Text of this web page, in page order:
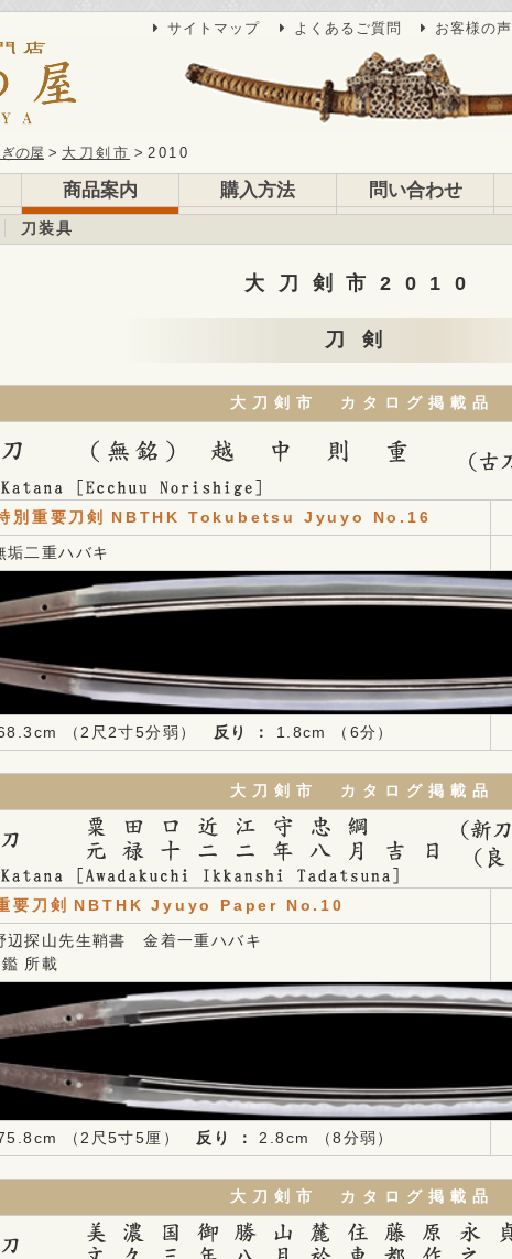
サイトマップ よくあるご質問 お客様の声
の屋 大刀剣市 2010
商品案内 購入方法 問い合わせ
刀装具
大刀剣市2010
刀剣
大刀剣市 カタログ掲載品
別重要刀剣 NBTHK Tokubetsu Jyuyo No.16
垢二重ハバキ
（2尺2寸5分弱） 反り ： 1.8cm （6分）
大刀剣市 カタログ掲載品
要刀剣 NBTHK Jyuyo Paper No.10
辺探山先生鞘書 金着一重ハバキ
所載
（2尺5寸5厘） 反り ： 2.8cm （8分弱）
大刀剣市 カタログ掲載品